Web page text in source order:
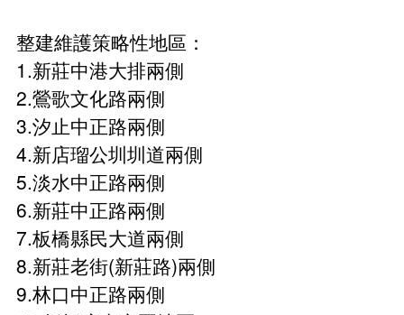
整建維護策略性地區：
1.新莊中港大排兩側
2.鶯歌文化路兩側
3.汐止中正路兩側
4.新店瑠公圳圳道兩側
5.淡水中正路兩側
6.新莊中正路兩側
7.板橋縣民大道兩側
8.新莊老街(新莊路)兩側
9.林口中正路兩側